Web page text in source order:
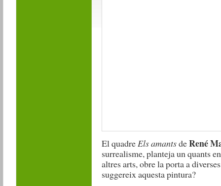
El quadreEls amantsdeRené
surrealisme, planteja un quants
altres arts, obre la porta a
suggereix aquesta pintura?